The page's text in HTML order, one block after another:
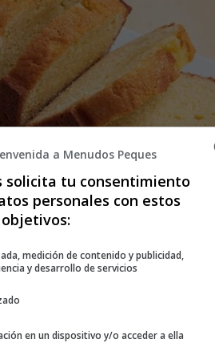
Keto -
con vainilla y ralladura de
a Menudos Peques
solicita tu consentimiento
personales con estos
objetivos:
medición de contenido y publicidad,
y desarrollo de servicios
en un dispositivo y/o acceder a ella